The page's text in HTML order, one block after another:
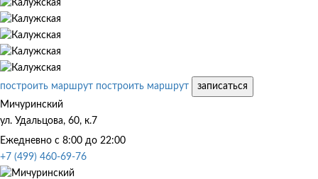
построить маршрут построить маршрут
записаться
Мичуринский
ул. Удальцова, 60, к.7
Ежедневно с 8:00 до 22:00
+7 (499) 460-69-76